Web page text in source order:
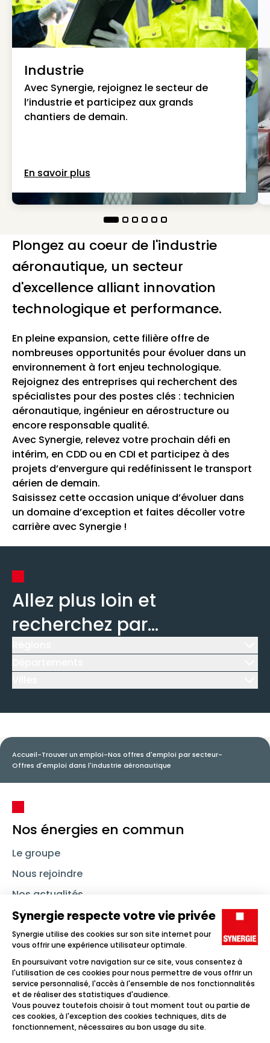
Industrie
Avec Synergie, rejoignez le secteur de
l’industrie et participez aux grands
chantiers de demain.
En savoir plus
Plongez au coeur de l'industrie
aéronautique, un secteur
d'excellence alliant innovation
technologique et performance.
En pleine expansion, cette filière offre de
nombreuses opportunités pour évoluer dans un
environnement à fort enjeu technologique.
Rejoignez des entreprises qui recherchent des
spécialistes pour des postes clés : technicien
aéronautique, ingénieur en aérostructure ou
encore responsable qualité.
Avec Synergie, relevez votre prochain défi en
intérim, en CDD ou en CDI et participez à des
projets d’envergure qui redéfinissent le transport
aérien de demain.
Saisissez cette occasion unique d’évoluer dans
un domaine d’exception et faites décoller votre
carrière avec Synergie !
Allez plus loin et
recherchez par...
Accueil-Trouver un emploi-Nos offres d'emploi par secteur-
Offres d'emploi dans l'industrie aéronautique
Nos énergies en commun
Le groupe
Nous rejoindre
Nos actualités
Nous contacter
Linkedin SynergieInstagramTikTok Youtube
Trouver un emploi
Icône d'illustration
Candidats
Icône d'illustration